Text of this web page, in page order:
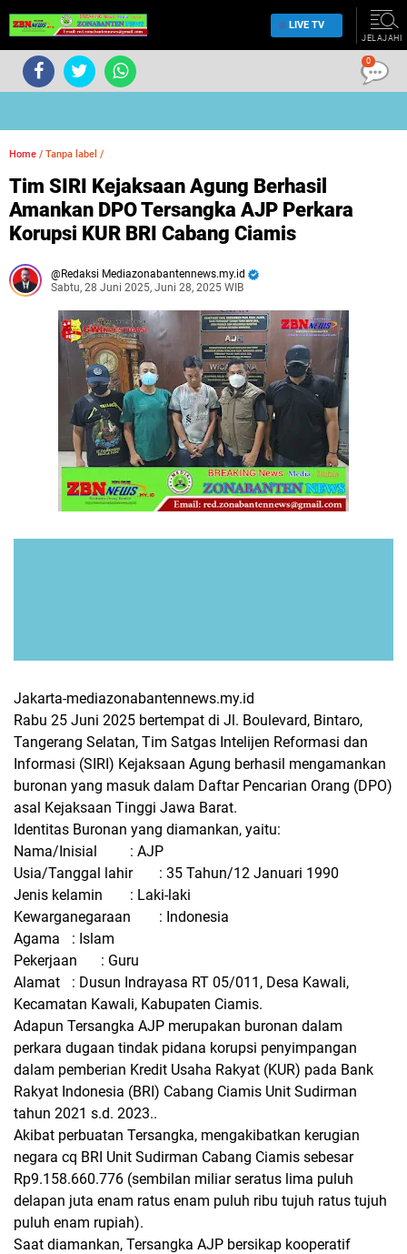
LIVE TV
JELAJAHI
Home / Tanpa label /
Tim SIRI Kejaksaan Agung Berhasil
Amankan DPO Tersangka AJP Perkara
Korupsi KUR BRI Cabang Ciamis
Redaksi Mediazonabantennews.my.id
Sabtu, 28 Juni 2025, Juni 28, 2025 WIB
Jakarta-mediazonabantennews.my.id
Rabu 25 Juni 2025 bertempat di Jl. Boulevard, Bintaro,
Tangerang Selatan, Tim Satgas Intelijen Reformasi dan
Informasi (SIRI) Kejaksaan Agung berhasil mengamankan
buronan yang masuk dalam Daftar Pencarian Orang (DPO)
asal Kejaksaan Tinggi Jawa Barat.
Identitas Buronan yang diamankan, yaitu:
Nama/Inisial
: AJP
Usia/Tanggal lahir
: 35 Tahun/12 Januari 1990
Jenis kelamin
: Laki-laki
Kewarganegaraan
: Indonesia
Agama
: Islam
Pekerjaan
: Guru
Alamat
: Dusun Indrayasa RT 05/011, Desa Kawali,
Kecamatan Kawali, Kabupaten Ciamis.
Adapun Tersangka AJP merupakan buronan dalam
perkara dugaan tindak pidana korupsi penyimpangan
dalam pemberian Kredit Usaha Rakyat (KUR) pada Bank
Rakyat Indonesia (BRI) Cabang Ciamis Unit Sudirman
tahun 2021 s.d. 2023..
Akibat perbuatan Tersangka, mengakibatkan kerugian
negara cq BRI Unit Sudirman Cabang Ciamis sebesar
Rp9.158.660.776 (sembilan miliar seratus lima puluh
delapan juta enam ratus enam puluh ribu tujuh ratus tujuh
puluh enam rupiah).
Saat diamankan, Tersangka AJP bersikap kooperatif
0